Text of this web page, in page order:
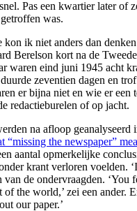
Pas een kwartier later of
was.
ik niet anders dan
Berelson kort na de
waren eind juni 1945 acht
zeventien dagen en
er bijna niet en wie er een
redactieburelen of op jacht.
na afloop geanalyseerd
“missing the newspaper”
aantal opmerkelijke
krant verloren voelden.
van de ondervraagden. ‘You
the world,’ zei een ander.
our paper.’